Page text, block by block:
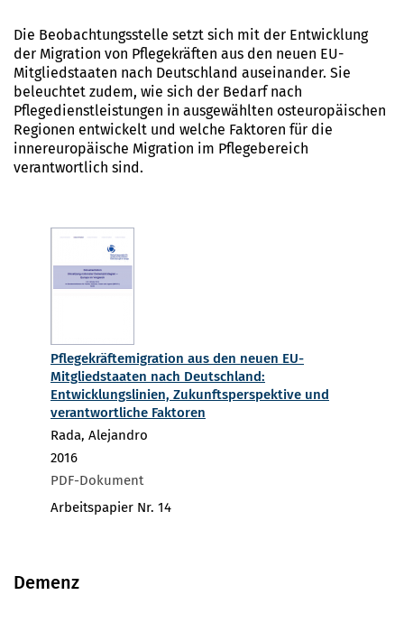
Die Beobachtungsstelle setzt sich mit der Entwicklung
der Migration von Pflegekräften aus den neuen EU-
Mitgliedstaaten nach Deutschland auseinander. Sie
beleuchtet zudem, wie sich der Bedarf nach
Pflegedienstleistungen in ausgewählten osteuropäischen
Regionen entwickelt und welche Faktoren für die
innereuropäische Migration im Pflegebereich
verantwortlich sind.
Pflegekräftemigration aus den neuen EU-
Mitgliedstaaten nach Deutschland:
Entwicklungslinien, Zukunftsperspektive und
verantwortliche Faktoren
Rada, Alejandro
2016
PDF-Dokument
Arbeitspapier Nr. 14
Demenz